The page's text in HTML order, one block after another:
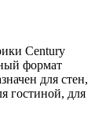
Century
формат
для стен,
гостиной, для